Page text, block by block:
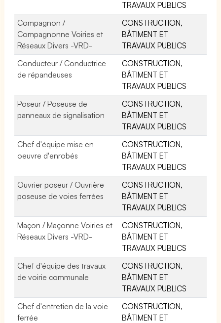
TRAVAUX PUBLICS
Compagnon /
Compagnonne Voiries et
Réseaux Divers -VRD-
CONSTRUCTION,
BÂTIMENT ET
TRAVAUX PUBLICS
Conducteur / Conductrice
de répandeuses
CONSTRUCTION,
BÂTIMENT ET
TRAVAUX PUBLICS
Poseur / Poseuse de
panneaux de signalisation
CONSTRUCTION,
BÂTIMENT ET
TRAVAUX PUBLICS
Chef d'équipe mise en
oeuvre d'enrobés
CONSTRUCTION,
BÂTIMENT ET
TRAVAUX PUBLICS
Ouvrier poseur / Ouvrière
poseuse de voies ferrées
CONSTRUCTION,
BÂTIMENT ET
TRAVAUX PUBLICS
Maçon / Maçonne Voiries et
Réseaux Divers -VRD-
CONSTRUCTION,
BÂTIMENT ET
TRAVAUX PUBLICS
Chef d'équipe des travaux
de voirie communale
CONSTRUCTION,
BÂTIMENT ET
TRAVAUX PUBLICS
Chef d'entretien de la voie
ferrée
CONSTRUCTION,
BÂTIMENT ET